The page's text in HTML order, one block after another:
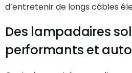
d’entretenir de longs câbles
Des lampadaires
performants et